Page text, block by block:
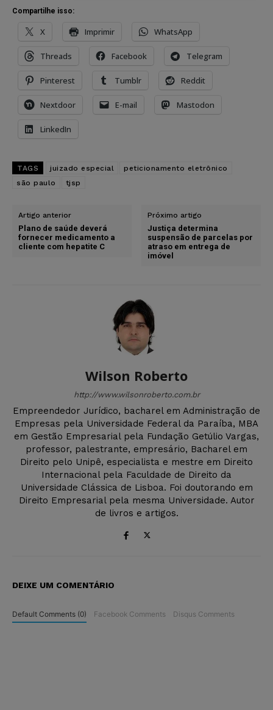
Compartilhe isso:
X Imprimir WhatsApp
Threads Facebook Telegram
Pinterest Tumblr Reddit
Nextdoor E-mail Mastodon
LinkedIn
TAGS juizado especial
peticionamento eletrônico
são paulo
tjsp
Artigo anterior
Plano de saúde deverá
fornecer medicamento a
cliente com hepatite C
Próximo artigo
Justiça determina
suspensão de parcelas por
atraso em entrega de
imóvel
Wilson Roberto
http://www.wilsonroberto.com.br
Empreendedor Jurídico, bacharel em Administração de
Empresas pela Universidade Federal da Paraíba, MBA
em Gestão Empresarial pela Fundação Getúlio Vargas,
professor, palestrante, empresário, Bacharel em
Direito pelo Unipê, especialista e mestre em Direito
Internacional pela Faculdade de Direito da
Universidade Clássica de Lisboa. Foi doutorando em
Direito Empresarial pela mesma Universidade. Autor
de livros e artigos.
DEIXE UM COMENTÁRIO
Default Comments (0) Facebook Comments Disqus Comments